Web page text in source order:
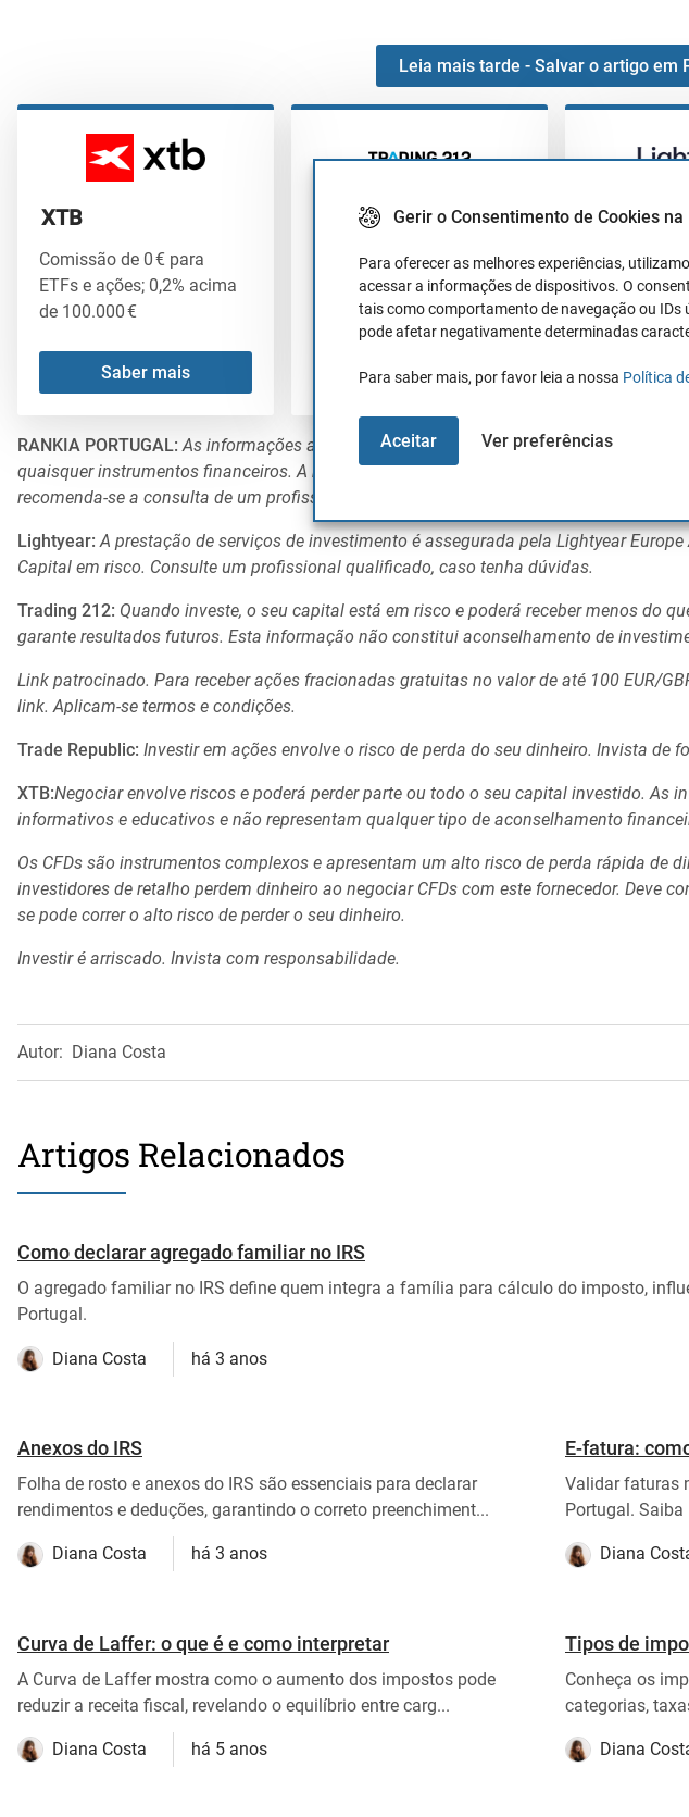
Gerir o Consentimento de Cookies
Para oferecer as melhores experiências,
acessar a informações de dispositivos. O
tais como comportamento de navegação ou
pode afetar negativamente determinadas
Para saber mais, por favor leia a nossa Política
Aceitar Ver preferências
Leia mais tarde - Salvar o artigo em
XTB
Comissão de 0 € para
ETFs e ações; 0,2% acima
de 100.000 €
Saber mais
TRADING 212
Plataforma intuitiva e de
fácil utilização
Saber mais
ETFs sem
planos
disponíveis
RANKIA PORTUGAL: As informações aqui contidas não constituem aconselhamento
quaisquer instrumentos financeiros. A rentabilidade passada não garante retornos
recomenda-se a consulta de um profissional devidamente habilitado.
Lightyear: A prestação de serviços de investimento é assegurada pela Lightyear
Capital em risco. Consulte um profissional qualificado, caso tenha dúvidas.
Trading 212: Quando investe, o seu capital está em risco e poderá receber menos do
garante resultados futuros. Esta informação não constitui aconselhamento de
Link patrocinado. Para receber ações fracionadas gratuitas no valor de até 100 EUR/
link. Aplicam-se termos e condições.
Trade Republic: Investir em ações envolve o risco de perda do seu dinheiro. Invista de
XTB:Negociar envolve riscos e poderá perder parte ou todo o seu capital investido. As
informativos e educativos e não representam qualquer tipo de aconselhamento
Os CFDs são instrumentos complexos e apresentam um alto risco de perda rápida de
investidores de retalho perdem dinheiro ao negociar CFDs com este fornecedor. Deve
se pode correr o alto risco de perder o seu dinheiro.
Investir é arriscado. Invista com responsabilidade.
Autor: Diana Costa
Artigos Relacionados
Como declarar agregado familiar no IRS
O agregado familiar no IRS define quem integra a família para cálculo do imposto,
Portugal.
Diana Costa há 3 anos
Anexos do IRS
Folha de rosto e anexos do IRS são essenciais para declarar
rendimentos e deduções, garantindo o correto preenchiment...
Diana Costa há 3 anos
E-fatura:
Validar faturas
Portugal. Saiba
Diana
Curva de Laffer: o que é e como interpretar
A Curva de Laffer mostra como o aumento dos impostos pode
reduzir a receita fiscal, revelando o equilíbrio entre carg...
Diana Costa há 5 anos
Tipos de
Conheça os
categorias,
Diana